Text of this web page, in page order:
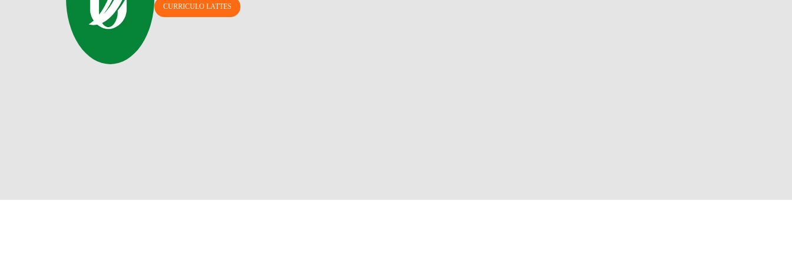
CURRICULO LATTES